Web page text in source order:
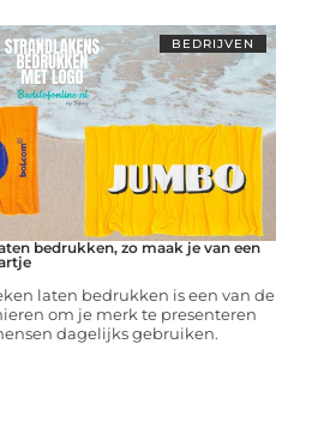
BEDRIJVEN
bedrukken, zo maak je van een
laten bedrukken is een van de
om je merk te presenteren
dagelijks gebruiken.